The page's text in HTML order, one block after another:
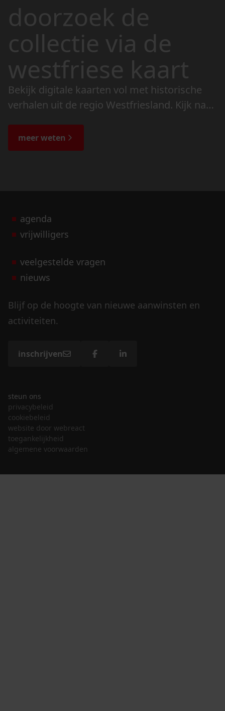
doorzoek de
collectie via de
westfriese kaart
Bekijk digitale kaarten vol met historische
verhalen uit de regio Westfriesland. Kijk naar
de bijzondere verhalen.
meer weten
agenda
vrijwilligers
veelgestelde vragen
nieuws
Blijf op de hoogte van nieuwe aanwinsten en
activiteiten.
inschrijven
steun ons
privacybeleid
cookiebeleid
website door webreact
toegankelijkheid
algemene voorwaarden